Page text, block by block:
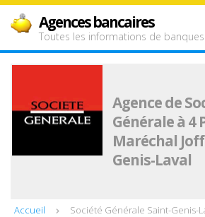
Agences bancaires
Toutes les informations de banques
Agence de
Générale à 4
Maréchal
Genis-Laval
Accueil
Société Générale Saint-Genis-